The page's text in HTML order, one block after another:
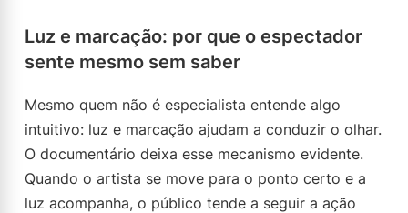
Luz e marcação: por que o espectador
sente mesmo sem saber
Mesmo quem não é especialista entende algo
intuitivo: luz e marcação ajudam a conduzir o olhar.
O documentário deixa esse mecanismo evidente.
Quando o artista se move para o ponto certo e a
luz acompanha, o público tende a seguir a ação